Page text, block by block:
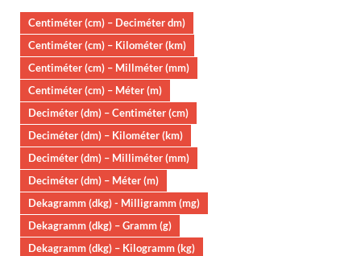
Centiméter (cm) – Deciméter dm)
Centiméter (cm) – Kilométer (km)
Centiméter (cm) – Millméter (mm)
Centiméter (cm) – Méter (m)
Deciméter (dm) – Centiméter (cm)
Deciméter (dm) – Kilométer (km)
Deciméter (dm) – Milliméter (mm)
Deciméter (dm) – Méter (m)
Dekagramm (dkg) - Milligramm (mg)
Dekagramm (dkg) – Gramm (g)
Dekagramm (dkg) – Kilogramm (kg)